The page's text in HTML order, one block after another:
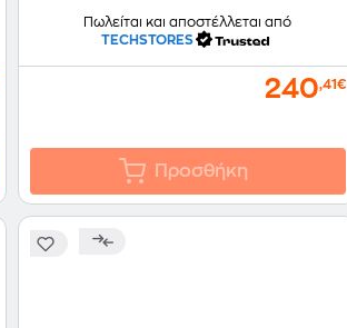
Πωλείται και αποστέλλεται από
TECHSTORES
240,41€
Προσθήκη